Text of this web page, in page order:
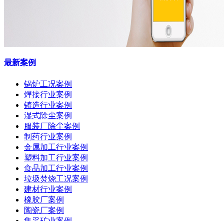
最新案例
锅炉工况案例
焊接行业案例
铸造行业案例
湿式除尘案例
服装厂除尘案例
制药行业案例
金属加工行业案例
塑料加工行业案例
食品加工行业案例
垃圾焚烧工况案例
建材行业案例
橡胶厂案例
陶瓷厂案例